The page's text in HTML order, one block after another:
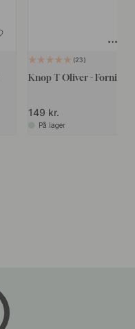
23
Knop T Oliver - Forniklet
149 kr.
På lager